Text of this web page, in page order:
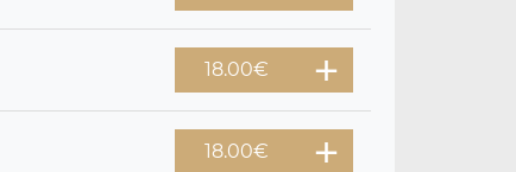
18.00€
18.00€